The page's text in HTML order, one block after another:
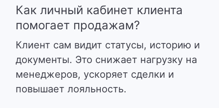
Как личный кабинет клиента
помогает продажам?
Клиент сам видит статусы, историю и
документы. Это снижает нагрузку на
менеджеров, ускоряет сделки и
повышает лояльность.